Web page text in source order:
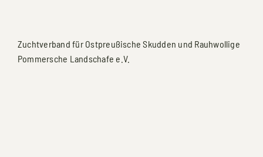
Zuchtverband für Ostpreußische Skudden und Rauhwollige
Pommersche Landschafe e.V.